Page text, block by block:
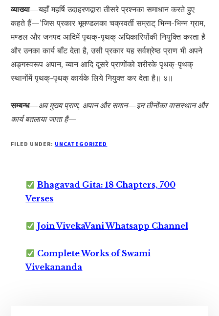
व्याख्या—यहाँ महर्षि उदाहरणद्वारा तीसरे प्रश्नका समाधान करते हुए
कहते हैं—‘जिस प्रकार भूमण्डलका चक्रवर्ती सम्राट् भिन्न-भिन्न ग्राम,
मण्डल और जनपद आदिमें पृथक्-पृथक् अधिकारियोंकी नियुक्ति करता है
और उनका कार्य बाँट देता है, उसी प्रकार यह सर्वश्रेष्ठ प्राण भी अपने
अङ्गस्वरूप अपान, व्यान आदि दूसरे प्राणोंको शरीरके पृथक्-पृथक्
स्थानोंमें पृथक्-पृथक् कार्यके लिये नियुक्त कर देता है॥ ४॥
सम्बन्ध—अब मुख्य प्राण, अपान और समान—इन तीनोंका वासस्थान और
कार्य बतलाया जाता है—
FILED UNDER: UNCATEGORIZED
Bhagavad Gita: 18 Chapters, 700
Verses
Join VivekaVani Whatsapp Channel
Complete Works of Swami
Vivekananda